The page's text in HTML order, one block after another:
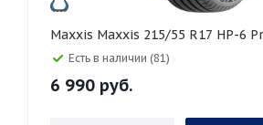
Maxxis Maxxis 215/55 R17 HP-
Есть в наличии (81)
6 990 руб.